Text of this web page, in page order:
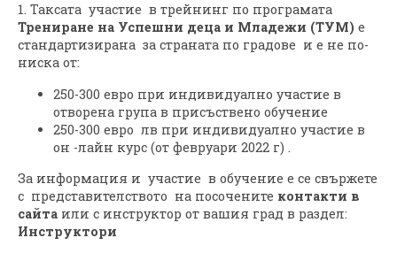
1. Таксата участие в трейнинг по програмата
Трениране на Успешни деца и Младежи (ТУМ) е
стандартизирана за страната по градове и е не по-
ниска от:
250-300 евро при индивидуално участие в
отворена група в присъствено обучение
250-300 евро лв при индивидуално участие в
он -лайн курс (от февруари 2022 г) .
За информация и участие в обучение е се свържете
с представителството на посочените контакти в
сайта или с инструктор от вашия град в раздел:
Инструктори